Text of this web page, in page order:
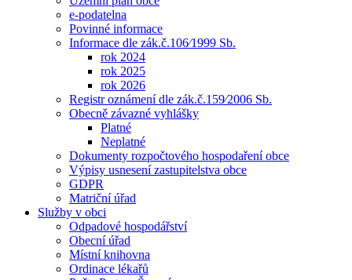
e-podatelna
Povinné informace
Informace dle zák.č.106⁄1999 Sb.
rok 2024
rok 2025
rok 2026
Registr oznámení dle zák.č.159⁄2006 Sb.
Obecně závazné vyhlášky
Platné
Neplatné
Dokumenty rozpočtového hospodaření obce
Výpisy usnesení zastupitelstva obce
GDPR
Matriční úřad
Služby v obci
Odpadové hospodářství
Obecní úřad
Místní knihovna
Ordinace lékařů